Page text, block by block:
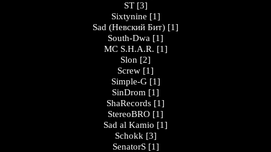
ST [3]
Sixtynine [1]
Sad (Невский Бит) [1]
South-Dwa [1]
MC S.H.A.R. [1]
Slon [2]
Screw [1]
Simple-G [1]
SinDrom [1]
ShaRecords [1]
StereoBRO [1]
Sad al Kamio [1]
Schokk [3]
SenatorS [1]